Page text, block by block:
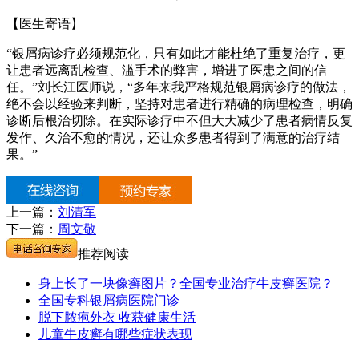
【医生寄语】
“银屑病诊疗必须规范化，只有如此才能杜绝了重复治疗，更
让患者远离乱检查、滥手术的弊害，增进了医患之间的信
任。”刘长江医师说，“多年来我严格规范银屑病诊疗的做法，
绝不会以经验来判断，坚持对患者进行精确的病理检查，明确
诊断后根治切除。在实际诊疗中不但大大减少了患者病情反复
发作、久治不愈的情况，还让众多患者得到了满意的治疗结
果。”
上一篇： 刘清军
下一篇： 周文敬
推荐阅读
身上长了一块像癣图片？全国专业治疗牛皮癣医院？
全国专科银屑病医院门诊
脱下脓疱外衣 收获健康生活
儿童牛皮癣有哪些症状表现